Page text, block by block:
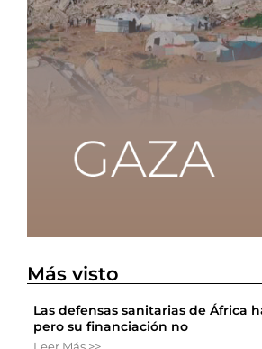
Más visto
Las defensas sanitarias de África
pero su financiación no